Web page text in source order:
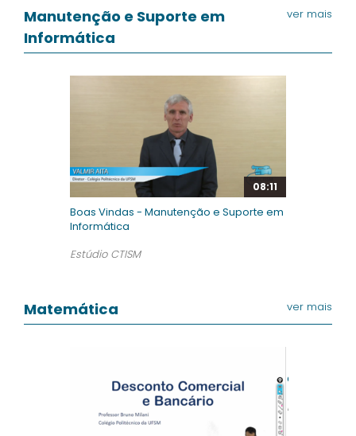
ver mais
Manutenção e Suporte em
Informática
08:11
Boas Vindas - Manutenção e Suporte em
Informática
Estúdio CTISM
ver mais
Matemática
Bruno Milani